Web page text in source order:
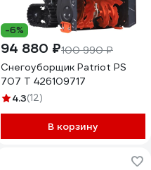
-6%
94 880 ₽100 990 ₽
Снегоуборщик Patriot PS
707 T 426109717
4.3(12)
В корзину